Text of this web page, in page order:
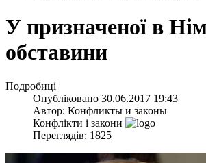
​У призначеної в
обставини
Подробиці
Опубліковано 30.06.2017 19:43
Автор: Конфликты и законы
Конфлікти і закони
Переглядів: 1825